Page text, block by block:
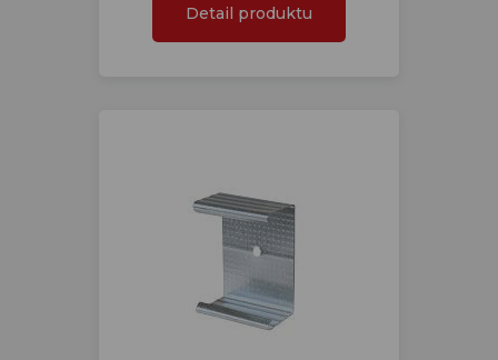
Detail produktu